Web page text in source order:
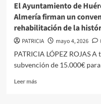
El Ayuntamiento de
Almería firman un
rehabilitación de la
PATRICIA mayo 4, 2026
PATRICIA LÓPEZ ROJAS
subvención de 15.000€
Leer másLeer